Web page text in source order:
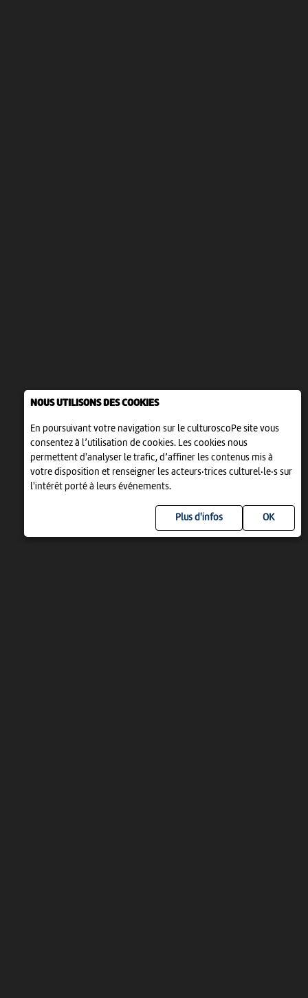
NOUS UTILISONS DES COOKIES
En poursuivant votre navigation sur le culturoscoPe site vous
consentez à l’utilisation de cookies. Les cookies nous
permettent d'analyser le trafic, d’affiner les contenus mis à
votre disposition et renseigner les acteurs·trices culturel·le·s sur
l'intérêt porté à leurs événements.
Plus d'infos